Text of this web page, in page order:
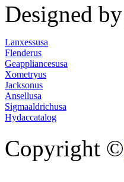
Designed by
Lanxessusa
Flenderus
Geappliancesusa
Xometryus
Jacksonus
Ansellusa
Sigmaaldrichusa
Hydaccatalog
Copyright ©